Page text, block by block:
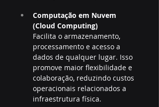
Computação em Nuvem
(Cloud Computing)
Facilita o armazenamento,
processamento e acesso a
dados de qualquer lugar. Isso
promove maior flexibilidade e
colaboração, reduzindo custos
operacionais relacionados a
infraestrutura física.